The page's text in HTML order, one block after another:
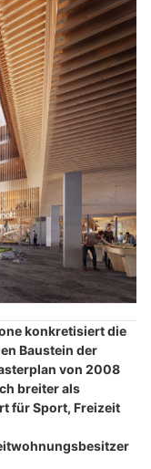
konkretisiert die
Baustein der
von 2008
breiter als
für Sport, Freizeit